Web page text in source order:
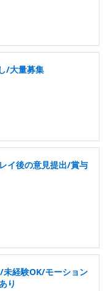
/大量募集
イ後の意見提出/賞与
未経験OK/モーション
り